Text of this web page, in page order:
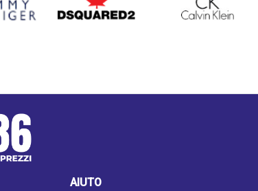
AIUTO